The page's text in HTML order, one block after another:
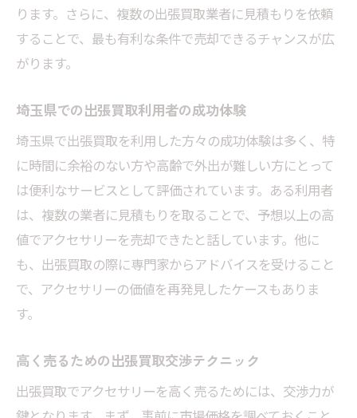
ります。さらに、複数の出張買取業者に見積もりを依頼
することで、最も有利な条件で売却できるチャンスが広
がります。
埼玉県での出張買取利用者の成功体験
埼玉県で出張買取を利用した方々の成功体験は多く、特
に時間に余裕のない方や高齢で外出が難しい方にとって
は便利なサービスとして評価されています。ある利用者
は、複数の業者に見積もりを取ることで、予想以上の高
値でアクセサリーを売却できたと話しています。他に
も、出張買取の際に専門家からアドバイスを受けること
で、アクセサリーの価値を再発見したケースもありま
す。
高く売るための出張買取交渉テクニック
出張買取でアクセサリーを高く売るためには、交渉力が